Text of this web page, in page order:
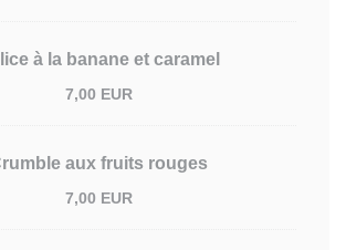
à la banane et caramel
7,00 EUR
aux fruits rouges
7,00 EUR